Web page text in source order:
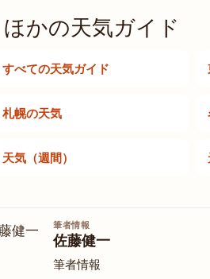
ほかの天気ガイド
すべての天気ガイド
札幌の天気
天気（週間）
筆者情報
佐藤健一
筆者情報